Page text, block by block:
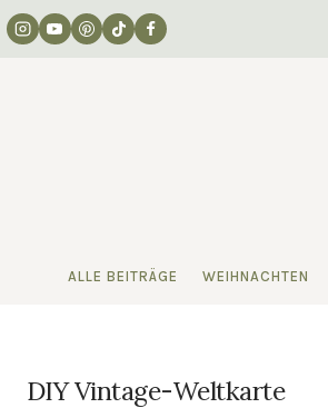
ALLE BEITRÄGE WEIHNACHTEN
DIY Vintage-Weltkarte